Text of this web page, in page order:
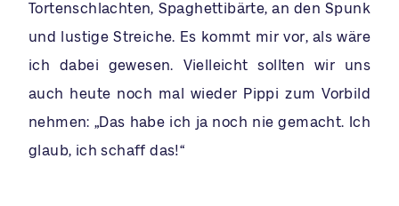
Tortenschlachten, Spaghettibärte, an den Spunk
und lustige Streiche. Es kommt mir vor, als wäre
ich dabei gewesen. Vielleicht sollten wir uns
auch heute noch mal wieder Pippi zum Vorbild
nehmen: „Das habe ich ja noch nie gemacht. Ich
glaub, ich schaff das!“